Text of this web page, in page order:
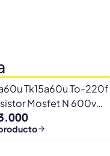
Tk15a60u To-220f
Mosfet N 600v